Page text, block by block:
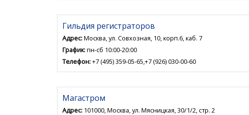
Гильдия регистраторов
Адрес:Москва, ул. Совхозная, 10, корп.6, каб. 7
График:пн-сб 10:00-20:00
Телефон:+7 (495) 359-05-65,+7 (926) 030-00-60
Магастром
Адрес: 101000, Москва, ул. Мясницкая, 30/1/2, стр. 2